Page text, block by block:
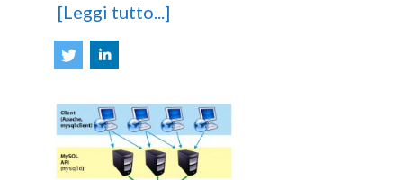
[Leggi tutto...]